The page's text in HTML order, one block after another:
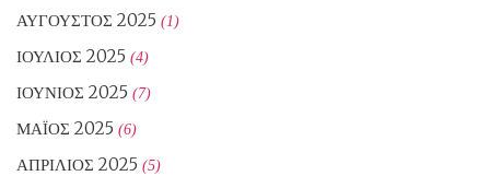
ΑΎΓΟΥΣΤΟΣ 2025 (1)
ΙΟΎΛΙΟΣ 2025 (4)
ΙΟΎΝΙΟΣ 2025 (7)
ΜΆΙΟΣ 2025 (6)
ΑΠΡΊΛΙΟΣ 2025 (5)